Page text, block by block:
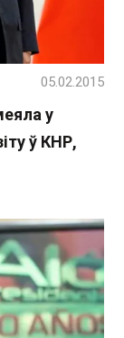
у
ў КНР,
05.02.2015